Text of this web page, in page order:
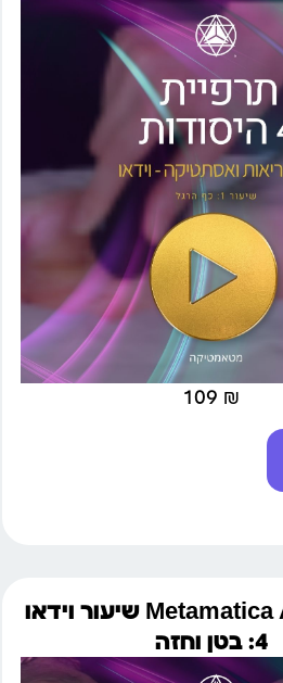
109 ₪
Metamatica Aesthetics שיעור וידאו
4: בטן וחזה